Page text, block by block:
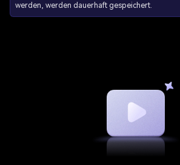
werden, werden dauerhaft gespeichert.